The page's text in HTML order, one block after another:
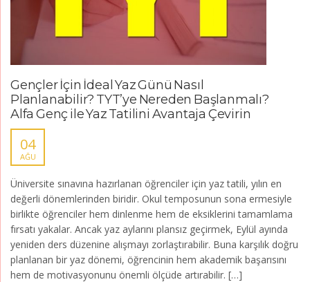
Gençler İçin İdeal Yaz Günü Nasıl
Planlanabilir? TYT’ye Nereden Başlanmalı?
Alfa Genç ile Yaz Tatilini Avantaja Çevirin
04
AĞU
Üniversite sınavına hazırlanan öğrenciler için yaz tatili, yılın en
değerli dönemlerinden biridir. Okul temposunun sona ermesiyle
birlikte öğrenciler hem dinlenme hem de eksiklerini tamamlama
fırsatı yakalar. Ancak yaz aylarını plansız geçirmek, Eylül ayında
yeniden ders düzenine alışmayı zorlaştırabilir. Buna karşılık doğru
planlanan bir yaz dönemi, öğrencinin hem akademik başarısını
hem de motivasyonunu önemli ölçüde artırabilir. […]